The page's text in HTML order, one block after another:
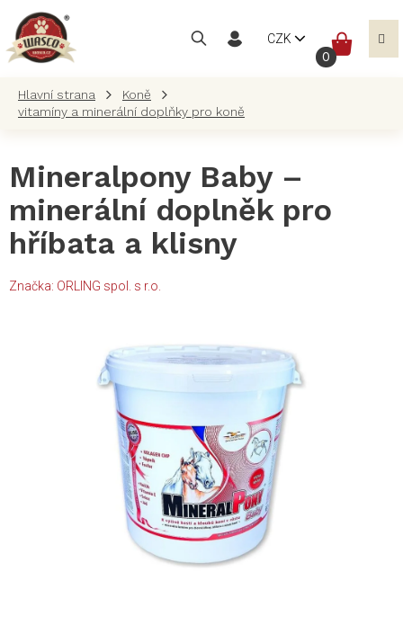
obsah
CZK
Koně
vitamíny a minerální doplňky pro koně
Mineralpony Baby –
minerální doplněk pro
hříbata a klisny
Značka: ORLING spol. s r.o.